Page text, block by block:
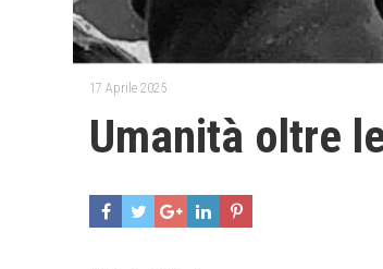
17 Aprile 2025
Umanità oltre